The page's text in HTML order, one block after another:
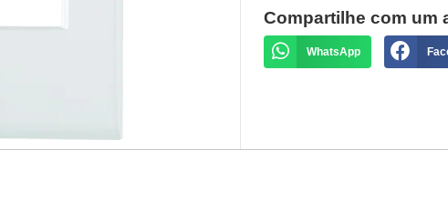
Compartilhe com um
WhatsApp